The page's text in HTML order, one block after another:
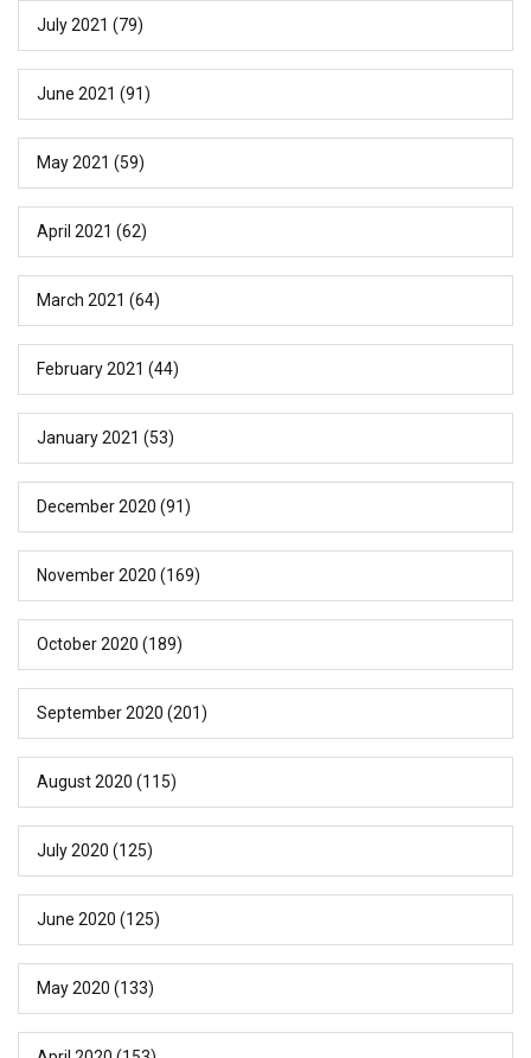
July 2021 (79)
June 2021 (91)
May 2021 (59)
April 2021 (62)
March 2021 (64)
February 2021 (44)
January 2021 (53)
December 2020 (91)
November 2020 (169)
October 2020 (189)
September 2020 (201)
August 2020 (115)
July 2020 (125)
June 2020 (125)
May 2020 (133)